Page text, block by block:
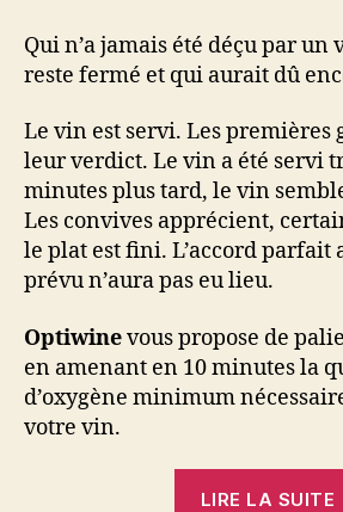
Qui n’a jamais été déçu par
reste fermé et qui aurait dû
Le vin est servi. Les premières
leur verdict. Le vin a été servi
minutes plus tard, le vin
Les convives apprécient,
le plat est fini. L’accord parfait
prévu n’aura pas eu lieu.
Optiwinevous propose de
en amenant en 10 minutes la
d’oxygène minimum
votre vin.
LIRE LA SUITE